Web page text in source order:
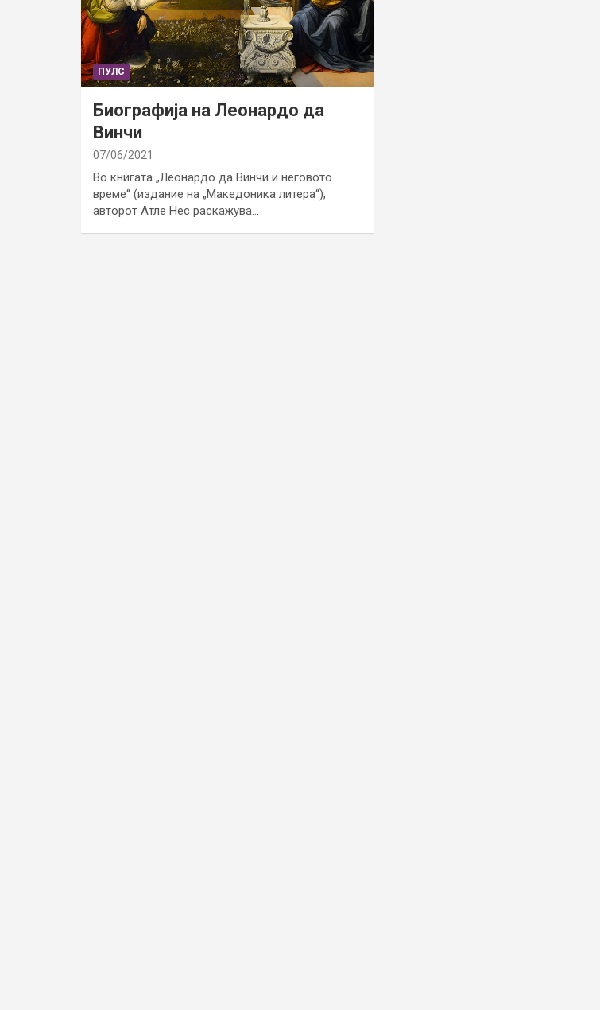
ПУЛС
Биографија на Леонардо да
Винчи
07/06/2021
Во книгата „Леонардо да Винчи и неговото
време“ (издание на „Македоника литера“),
авторот Атле Нес раскажува…